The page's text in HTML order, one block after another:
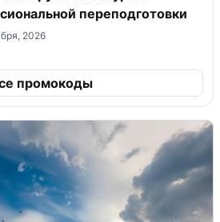
переподготовки
2026
промокоды